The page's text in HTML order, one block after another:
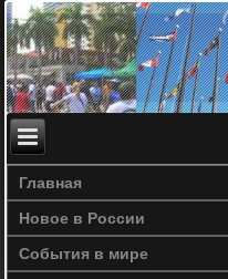
Главная
Новое в России
События в мире